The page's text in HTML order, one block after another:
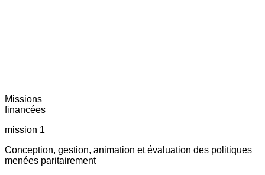
Missions
financées
mission 1
Conception, gestion, animation et évaluation des politiques
menées paritairement